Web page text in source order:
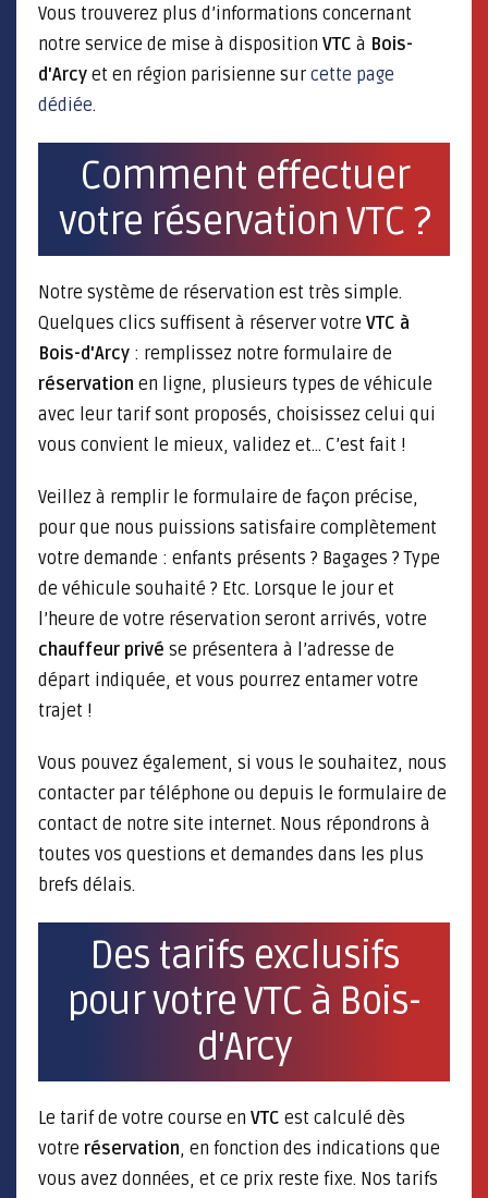
Vous trouverez plus d’informations concernant
notre service de mise à disposition VTC à Bois-
d'Arcy et en région parisienne sur cette page
dédiée.
Comment effectuer
votre réservation VTC ?
Notre système de réservation est très simple.
Quelques clics suffisent à réserver votre VTC à
Bois-d'Arcy : remplissez notre formulaire de
réservation en ligne, plusieurs types de véhicule
avec leur tarif sont proposés, choisissez celui qui
vous convient le mieux, validez et... C’est fait !
Veillez à remplir le formulaire de façon précise,
pour que nous puissions satisfaire complètement
votre demande : enfants présents ? Bagages ? Type
de véhicule souhaité ? Etc. Lorsque le jour et
l’heure de votre réservation seront arrivés, votre
chauffeur privé se présentera à l’adresse de
départ indiquée, et vous pourrez entamer votre
trajet !
Vous pouvez également, si vous le souhaitez, nous
contacter par téléphone ou depuis le formulaire de
contact de notre site internet. Nous répondrons à
toutes vos questions et demandes dans les plus
brefs délais.
Des tarifs exclusifs
pour votre VTC à Bois-
d'Arcy
Le tarif de votre course en VTC est calculé dès
votre réservation, en fonction des indications que
vous avez données, et ce prix reste fixe. Nos tarifs